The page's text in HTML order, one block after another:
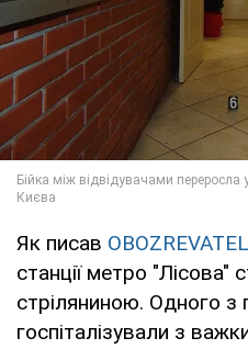
Як писав OBOZREVATEL
станції метро "Лісова"
стріляниною. Одного з
госпіталізували з